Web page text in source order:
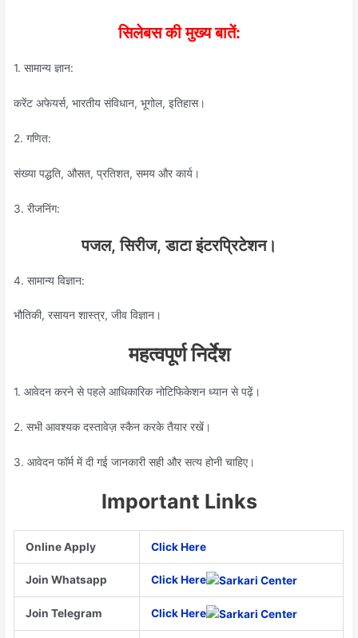
सिलेबस की मुख्य बातें:
1. सामान्य ज्ञान:
करेंट अफेयर्स, भारतीय संविधान, भूगोल, इतिहास।
2. गणित:
संख्या पद्धति, औसत, प्रतिशत, समय और कार्य।
3. रीजनिंग:
पजल, सिरीज, डाटा इंटरप्रिटेशन।
4. सामान्य विज्ञान:
भौतिकी, रसायन शास्त्र, जीव विज्ञान।
महत्वपूर्ण निर्देश
1. आवेदन करने से पहले आधिकारिक नोटिफिकेशन ध्यान से पढ़ें।
2. सभी आवश्यक दस्तावेज़ स्कैन करके तैयार रखें।
3. आवेदन फॉर्म में दी गई जानकारी सही और सत्य होनी चाहिए।
Important Links
Online Apply Click Here
Join Whatsapp Click Here
Join Telegram Click Here